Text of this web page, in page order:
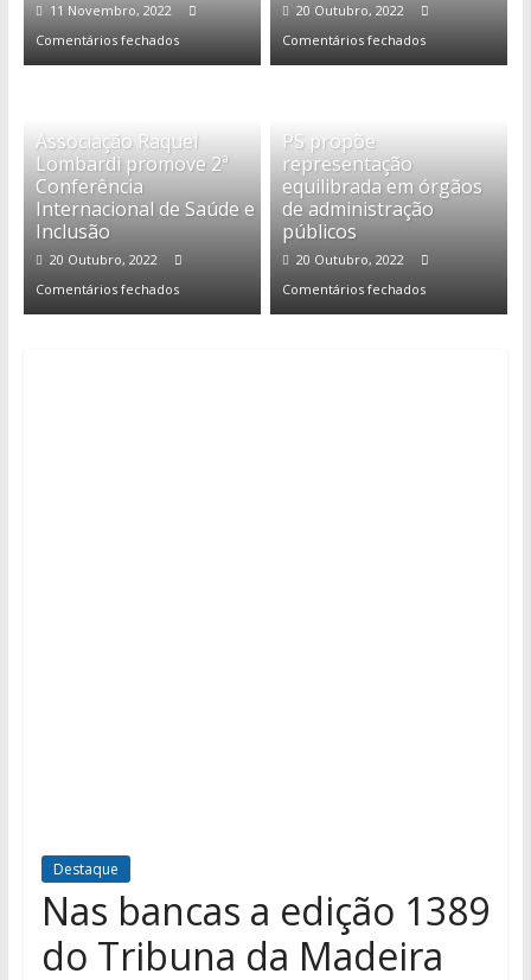
11 Novembro, 2022
Comentários fechados
20 Outubro, 2022
Comentários fechados
Associação Raquel
Lombardi promove 2ª
Conferência
Internacional de Saúde e
Inclusão
20 Outubro, 2022
Comentários fechados
PS propõe
representação
equilibrada em órgãos
de administração
públicos
20 Outubro, 2022
Comentários fechados
Destaque
Nas bancas a edição 1389
do Tribuna da Madeira